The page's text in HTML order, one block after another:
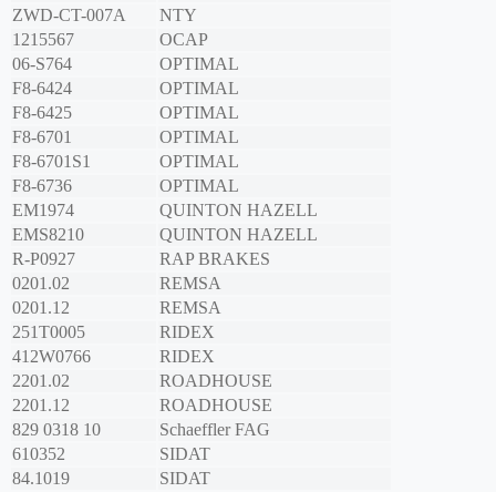
ZWD-CT-007A
NTY
1215567
OCAP
06-S764
OPTIMAL
F8-6424
OPTIMAL
F8-6425
OPTIMAL
F8-6701
OPTIMAL
F8-6701S1
OPTIMAL
F8-6736
OPTIMAL
EM1974
QUINTON HAZELL
EMS8210
QUINTON HAZELL
R-P0927
RAP BRAKES
0201.02
REMSA
0201.12
REMSA
251T0005
RIDEX
412W0766
RIDEX
2201.02
ROADHOUSE
2201.12
ROADHOUSE
829 0318 10
Schaeffler FAG
610352
SIDAT
84.1019
SIDAT